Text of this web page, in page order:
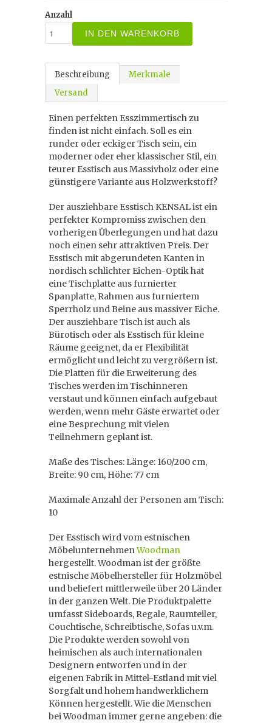
Anzahl
IN DEN WARENKORB
Beschreibung
Merkmale
Versand
Einen perfekten Esszimmertisch zu
finden ist nicht einfach. Soll es ein
runder oder eckiger Tisch sein, ein
moderner oder eher klassischer Stil, ein
teurer Esstisch aus Massivholz oder eine
günstigere Variante aus Holzwerkstoff?
Der ausziehbare Esstisch KENSAL ist ein
perfekter Kompromiss zwischen den
vorherigen Überlegungen und hat dazu
noch einen sehr attraktiven Preis. Der
Esstisch mit abgerundeten Kanten in
nordisch schlichter Eichen-Optik hat
eine Tischplatte aus furnierter
Spanplatte, Rahmen aus furniertem
Sperrholz und Beine aus massiver Eiche.
Der ausziehbare Tisch ist auch als
Bürotisch oder als Esstisch für kleine
Räume geeignet, da er Flexibilität
ermöglicht und leicht zu vergrößern ist.
Die Platten für die Erweiterung des
Tisches werden im Tischinneren
verstaut und können einfach aufgebaut
werden, wenn mehr Gäste erwartet oder
eine Besprechung mit vielen
Teilnehmern geplant ist.
Maße des Tisches: Länge: 160/200 cm,
Breite: 90 cm, Höhe: 77 cm
Maximale Anzahl der Personen am Tisch:
10
Der Esstisch wird vom estnischen
MöbelunternehmenWoodman
hergestellt. Woodman ist der größte
estnische Möbelhersteller für Holzmöbel
und beliefert mittlerweile über 20 Länder
in der ganzen Welt. Die Produktpalette
umfasst Sideboards, Regale, Raumteiler,
Couchtische, Schreibtische, Sofas u.v.m.
Die Produkte werden sowohl von
heimischen als auch internationalen
Designern entworfen und in der
eigenen Fabrik in Mittel-Estland mit viel
Sorgfalt und hohem handwerklichem
Können hergestellt. Wie die Menschen
bei Woodman immer gerne angeben: die